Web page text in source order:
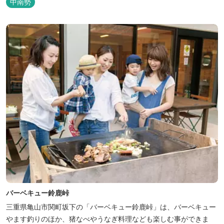
中南勢
バーベキュー鈴鹿峠
三重県亀山市関町坂下の「バーベキュー鈴鹿峠」は、バーベキュー
やます釣りのほか、猪なべやうなぎ料理なども楽しむ事ができま